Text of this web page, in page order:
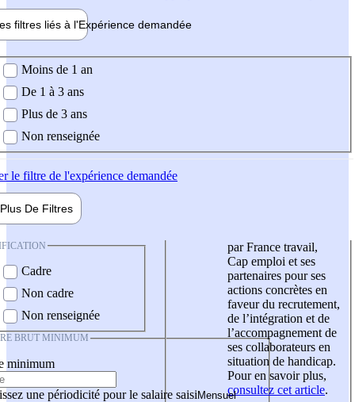
filtres liés à l'Expérience demandée
demandée
Moins de 1 an
De 1 à 3 ans
Plus de 3 ans
Non renseignée
le filtre de l'expérience demandée
Plus De Filtres
Cadre
Non cadre
Non renseignée
BRUT MINIMUM
minimum
une périodicité pour le salaire saisi
par France travail,
Cap emploi et ses
partenaires pour ses
actions concrètes en
faveur du recrutement,
de l’intégration et de
l’accompagnement de
ses collaborateurs en
situation de handicap.
Pour en savoir plus,
consultez cet article.